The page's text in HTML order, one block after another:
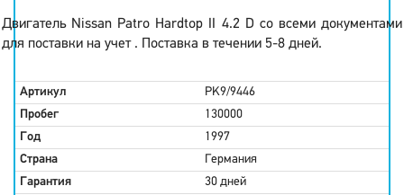
Двигатель Nissan Patro Hardtop II 4.2 D со всеми документами
для поставки на учет . Поставка в течении 5-8 дней.
Артикул
PK9/9446
Пробег
130000
Год
1997
Страна
Германия
Гарантия
30 дней